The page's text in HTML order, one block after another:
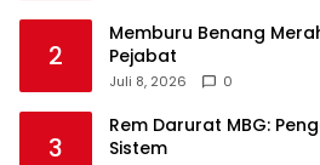
2
Memburu Benang
Pejabat
Juli 8, 2026 0
3
Rem Darurat MBG:
Sistem